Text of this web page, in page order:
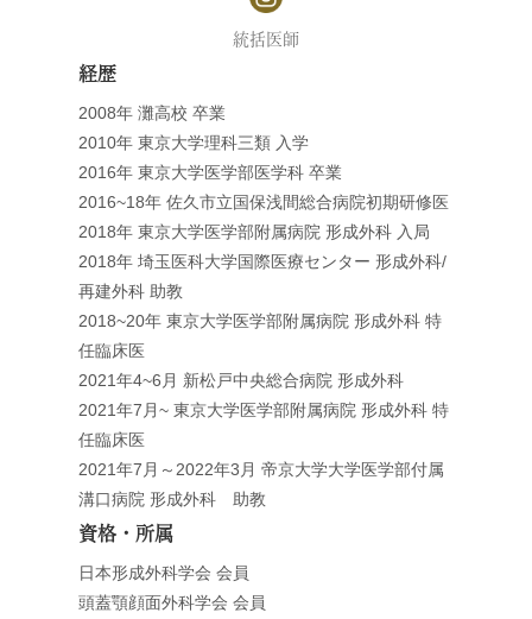
統括医師
経歴
2008年 灘高校 卒業
2010年 東京大学理科三類 入学
2016年 東京大学医学部医学科 卒業
2016~18年 佐久市立国保浅間総合病院初期研修医
2018年 東京大学医学部附属病院 形成外科 入局
2018年 埼玉医科大学国際医療センター 形成外科/
再建外科 助教
2018~20年 東京大学医学部附属病院 形成外科 特
任臨床医
2021年4~6月 新松戸中央総合病院 形成外科
2021年7月~ 東京大学医学部附属病院 形成外科 特
任臨床医
2021年7月～2022年3月 帝京大学大学医学部付属
溝口病院 形成外科 助教
資格・所属
日本形成外科学会 会員
頭蓋顎顔面外科学会 会員